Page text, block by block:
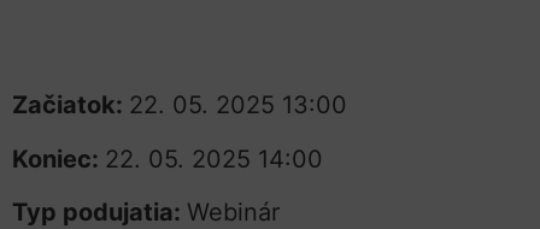
Začiatok: 22. 05. 2025 13:00
Koniec: 22. 05. 2025 14:00
Typ podujatia: Webinár